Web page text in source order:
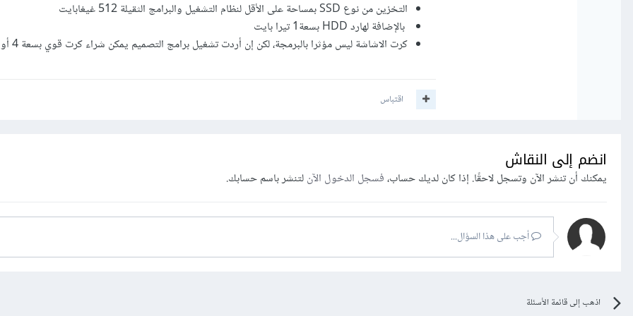
التخزين من نوع SSD بمساحة على الأقل لنظام التشغيل والبرامج الثقيلة 512 غيغابايت
بالإضافة لهارد HDD بسعة1 تيرا بايت
كرت الاشاشة ليس مؤثرا بالبرمجة، لكن إن أردت تشغيل برامج التصميم يمكن شراء كرت قوي بسعة 4 أو 6 غيغابايت
اقتباس
انضم إلى النقاش
يمكنك أن تنشر الآن وتسجل لاحقًا. إذا كان لديك حساب،فسجل الدخول الآنلتنشر باسم حسابك.
أجب على هذا السؤال...
اذهب إلى قائمة الأسئلة